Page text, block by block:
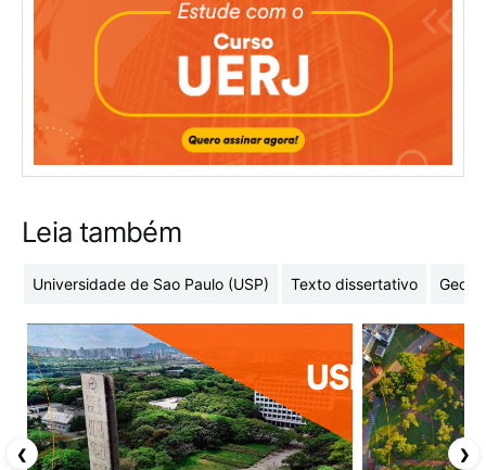
Leia também
Universidade de Sao Paulo (USP) Texto dissertativo
❮ ❯